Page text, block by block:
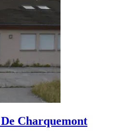
Charquemont